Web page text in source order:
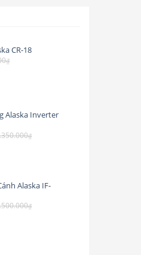
CR-18
₫
Alaska Inverter
₫
Alaska IF-
₫